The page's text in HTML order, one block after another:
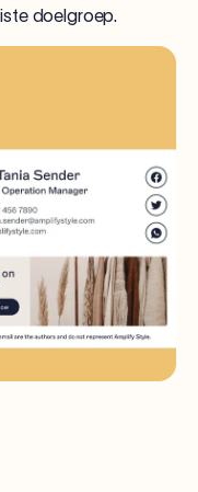
doelgroep.